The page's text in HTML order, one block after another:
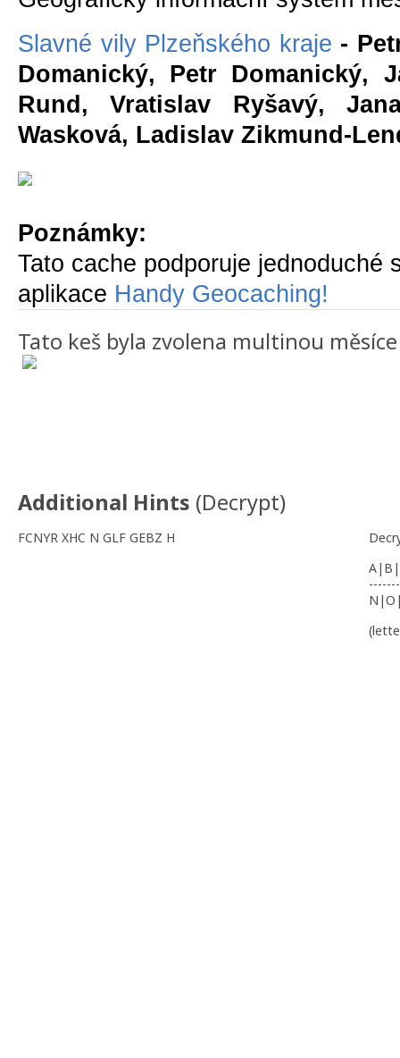
Slavné vily Plzeňského kraje -
Domanický, Petr Domanický,
Rund, Vratislav Ryšavý,
Wasková, Ladislav Zikmund-
Poznámky:
Tato cache podporuje jednoduché
aplikace Handy Geocaching!
Tato keš byla zvolena multinou
Additional Hints (Decrypt)
FCNYR XHC N GLF GEBZ H